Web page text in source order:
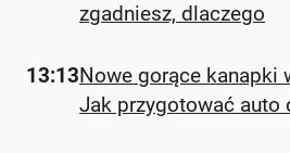
zgadniesz, dlaczego
13:13Nowe gorące kanapki
Jak przygotować auto